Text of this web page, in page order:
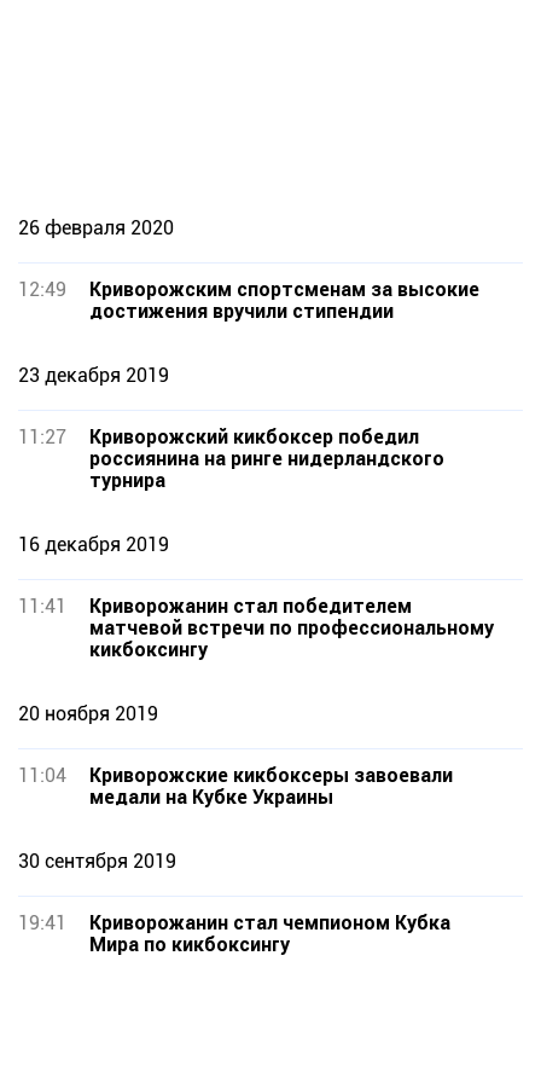
26 февраля 2020
12:49
Криворожским спортсменам за высокие
достижения вручили стипендии
23 декабря 2019
11:27
Криворожский кикбоксер победил
россиянина на ринге нидерландского
турнира
16 декабря 2019
11:41
Криворожанин стал победителем
матчевой встречи по профессиональному
кикбоксингу
20 ноября 2019
11:04
Криворожские кикбоксеры завоевали
медали на Кубке Украины
30 сентября 2019
19:41
Криворожанин стал чемпионом Кубка
Мира по кикбоксингу